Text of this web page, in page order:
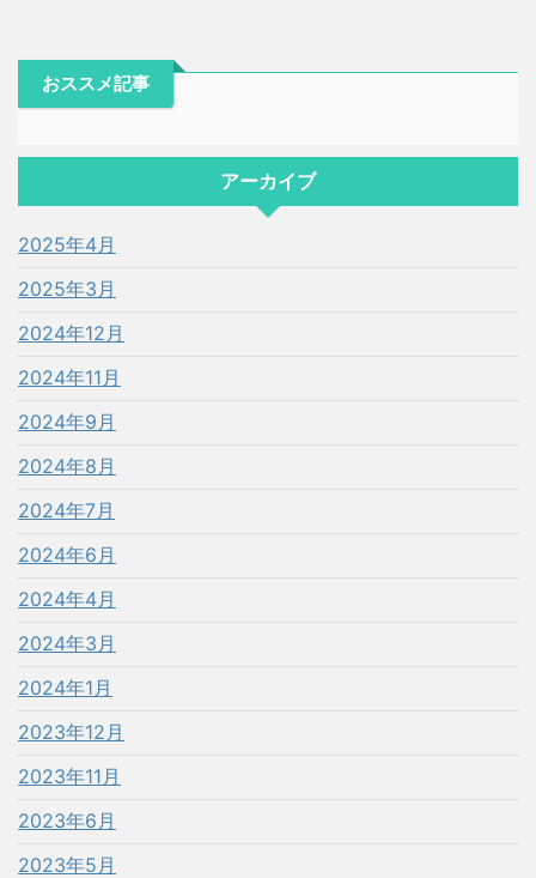
おススメ記事
アーカイブ
2025年4月
2025年3月
2024年12月
2024年11月
2024年9月
2024年8月
2024年7月
2024年6月
2024年4月
2024年3月
2024年1月
2023年12月
2023年11月
2023年6月
2023年5月